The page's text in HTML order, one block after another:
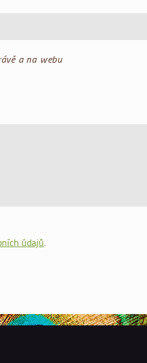
a na webu
údajů.